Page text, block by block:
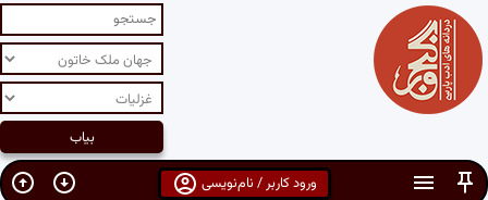
ورود کاربر / نام‌نویسی